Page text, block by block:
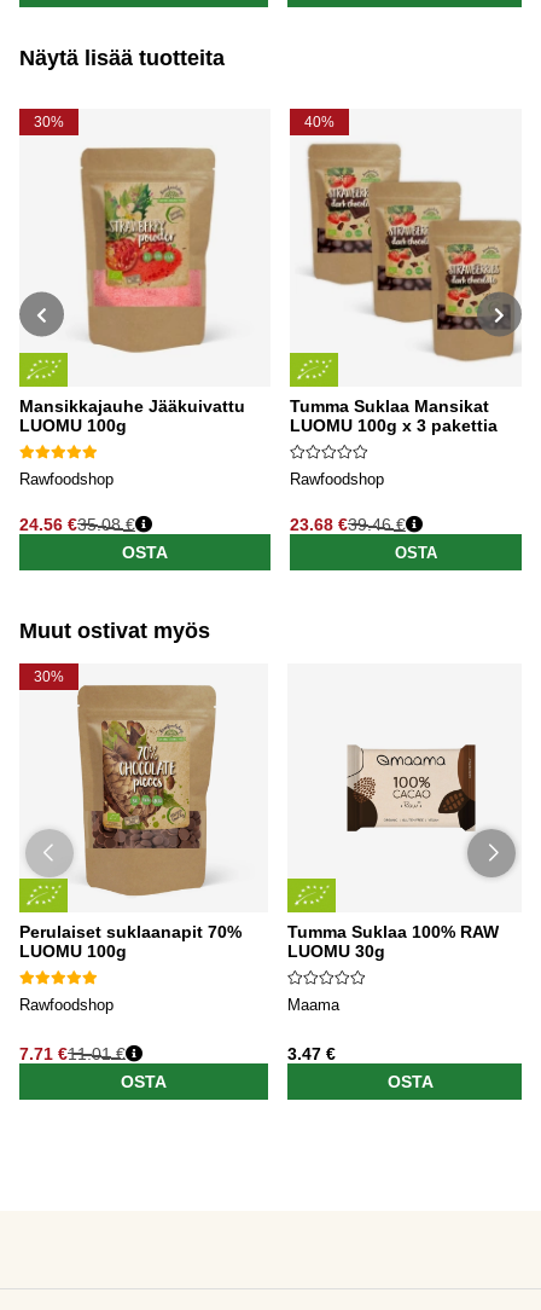
Näytä lisää tuotteita
30%
Mansikkajauhe Jääkuivattu
LUOMU 100g
Rawfoodshop
24.56 €
Normaali hinta
35.08 €
OSTA
40%
Tumma Suklaa Mansikat
LUOMU 100g x 3 pakettia
Rawfoodshop
23.68 €
Normaali hinta
39.46 €
OSTA
Muut ostivat myös
30%
Perulaiset suklaanapit 70%
LUOMU 100g
Rawfoodshop
7.71 €11.01 €
OSTA
Tumma Suklaa 100% RAW
LUOMU 30g
Maama
3.47 €
OSTA